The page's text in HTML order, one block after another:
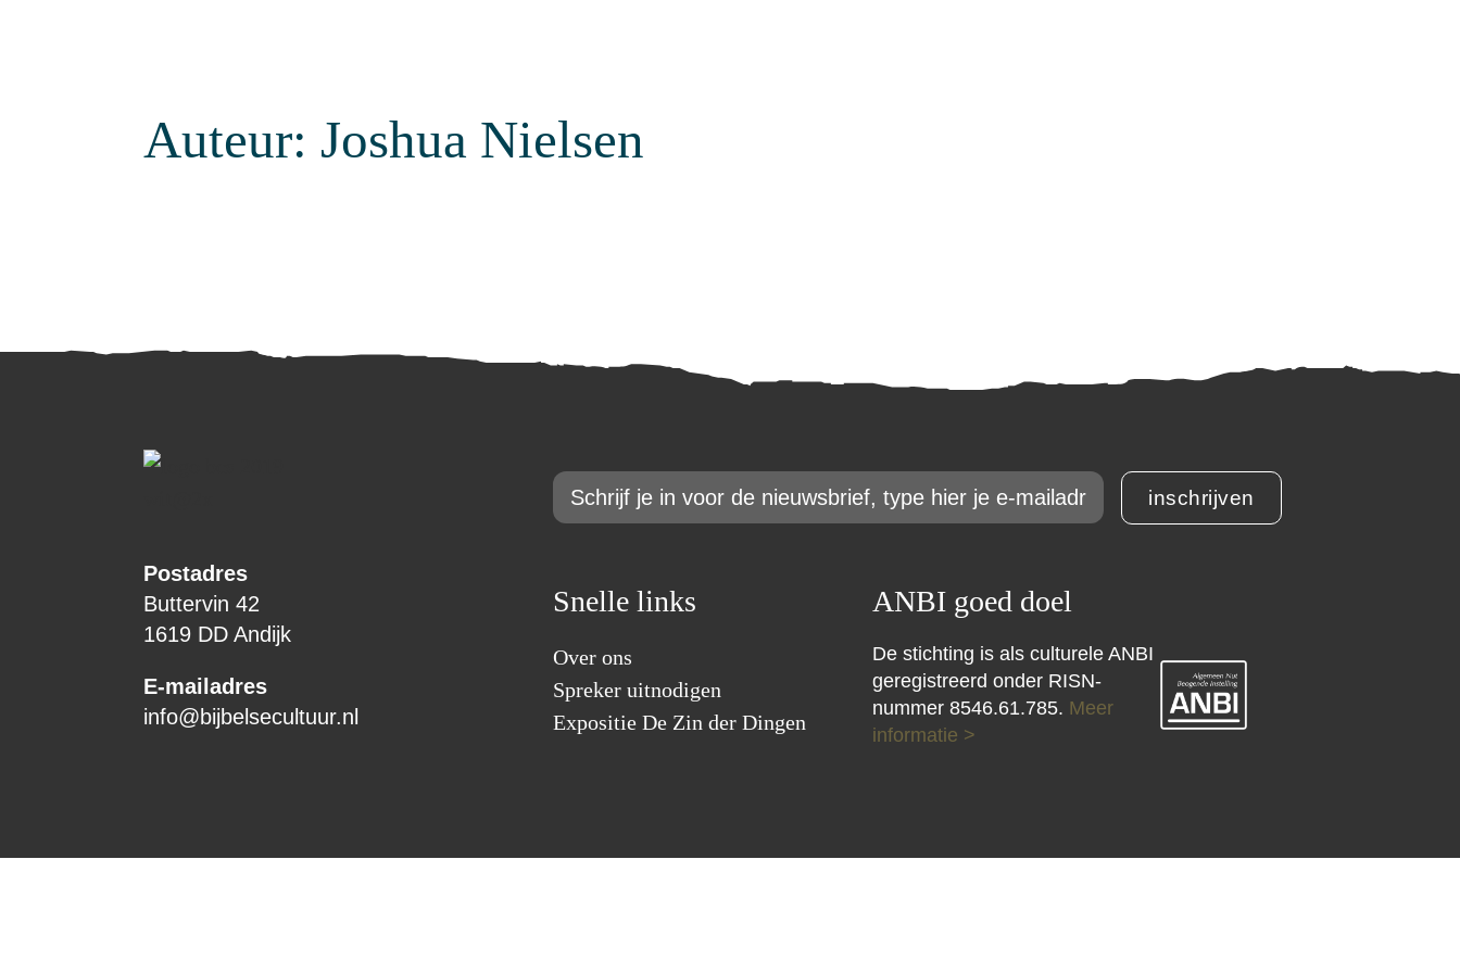
Auteur: Joshua Nielsen
Postadres
Buttervin 42
1619 DD Andijk
E-mailadres
info@bijbelsecultuur.nl
Email
inschrijven
Snelle links
Over ons
Spreker uitnodigen
Expositie De Zin der Dingen
ANBI goed doel
De stichting is als culturele ANBI
geregistreerd onder RISN-
nummer 8546.61.785. Meer
informatie >